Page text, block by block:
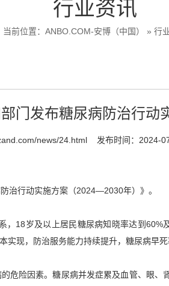
行业资讯
当前位置： ANBO.COM-安博（中国） » 行
门发布糖尿病防治行动
news/24.html 发布时间：2024-
治行动实施方案（2024—2030年）》。
18岁及以上居民糖尿病知晓率达到
现，防治服务能力持续提升，糖尿病早
危险因素。糖尿病并发症累及血管、眼